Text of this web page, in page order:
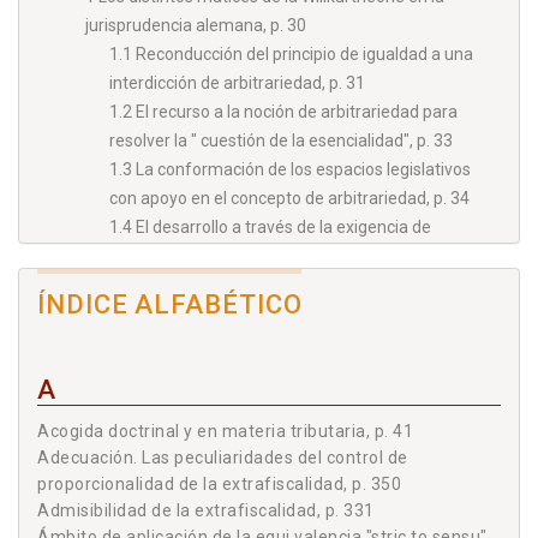
jurisprudencia alemana, p. 30
1.1 Reconducción del principio de igualdad a una
interdicción de arbitrariedad, p. 31
1.2 El recurso a la noción de arbitrariedad para
resolver la " cuestión de la esencialidad", p. 33
1.3 La conformación de los espacios legislativos
con apoyo en el concepto de arbitrariedad, p. 34
1.4 El desarrollo a través de la exigencia de
jurisprudencia de la Corte Costituzionale, p. 37
5.1 Aspectos metodológicos, p. 44
5.2 Aspectos materiales, p. 46
5.3 Especial impropiedad de la teoría en materia
tributaria, p. 47
ÍNDICE ALFABÉTICO
A
Acogida doctrinal y en materia tributaria, p. 41
Adecuación. Las peculiaridades del control de
proporcionalidad de la extrafiscalidad, p. 350
Admisibilidad de la extrafiscalidad, p. 331